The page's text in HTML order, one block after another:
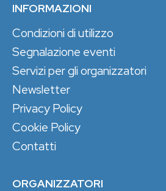
INFORMAZIONI
Condizioni di utilizzo
Segnalazione eventi
Servizi per gli organizzatori
Newsletter
Privacy Policy
Cookie Policy
Contatti
ORGANIZZATORI